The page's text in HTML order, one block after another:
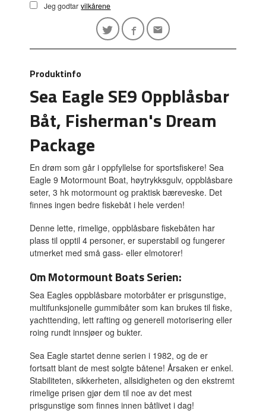
Jeg godtar vilkårene
Produktinfo
Sea Eagle SE9 Oppblåsbar
Båt, Fisherman's Dream
Package
En drøm som går i oppfyllelse for sportsfiskere! Sea
Eagle 9 Motormount Boat, høytrykksgulv, oppblåsbare
seter, 3 hk motormount og praktisk bæreveske. Det
finnes ingen bedre fiskebåt i hele verden!
Denne lette, rimelige, oppblåsbare fiskebåten har
plass til opptil 4 personer, er superstabil og fungerer
utmerket med små gass- eller elmotorer!
Om Motormount Boats Serien:
Sea Eagles oppblåsbare motorbåter er prisgunstige,
multifunksjonelle gummibåter som kan brukes til fiske,
yachttending, lett rafting og generell motorisering eller
roing rundt innsjøer og bukter.
Sea Eagle startet denne serien i 1982, og de er
fortsatt blant de mest solgte båtene! Årsaken er enkel.
Stabiliteten, sikkerheten, allsidigheten og den ekstremt
rimelige prisen gjør dem til noe av det mest
prisgunstige som finnes innen båtlivet i dag!